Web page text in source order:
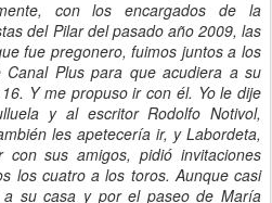
con los encargados de la
del Pilar del pasado año 2009, las
fue pregonero, fuimos juntos a los
Plus para que acudiera a su
Y me propuso ir con él. Yo le dije
y al escritor Rodolfo Notivol,
les apetecería ir, y Labordeta,
con sus amigos, pidió invitaciones
los cuatro a los toros. Aunque casi
su casa y por el paseo de María